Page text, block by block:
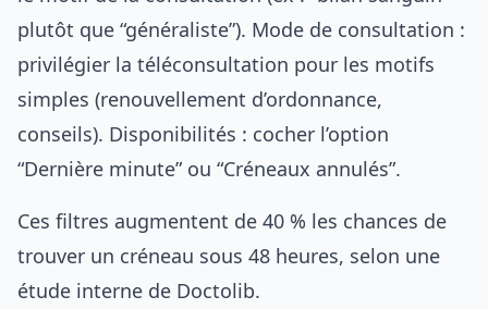
plutôt que “généraliste”). Mode de consultation :
privilégier la téléconsultation pour les motifs
simples (renouvellement d’ordonnance,
conseils). Disponibilités : cocher l’option
“Dernière minute” ou “Créneaux annulés”.
Ces filtres augmentent de 40 % les chances de
trouver un créneau sous 48 heures, selon une
étude interne de Doctolib.